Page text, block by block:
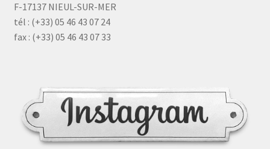
F-17137 NIEUL-SUR-MER
tél : (+33) 05 46 43 07 24
fax : (+33) 05 46 43 07 33